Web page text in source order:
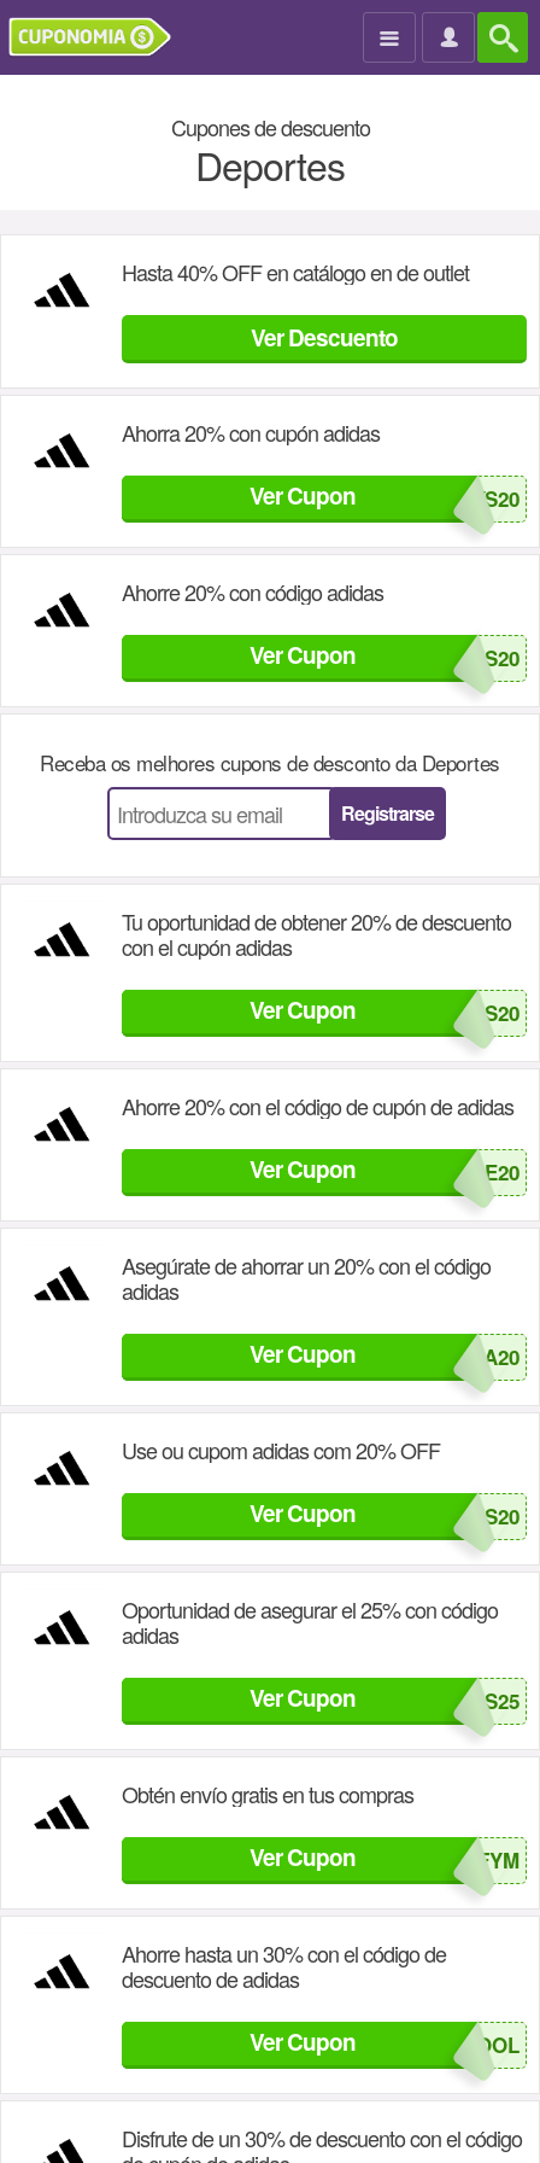

Cupones de descuento
Deportes
Hasta 40% OFF en catálogo en de outlet
Ver Descuento
Ahorra 20% con cupón adidas
Ver Cupon ADIDAYS20
Ahorre 20% con código adidas
Ver CuponREGRESOCLASES20
Receba os melhores cupons de desconto da Deportes
Registrarse
Tu oportunidad de obtener 20% de descuento
con el cupón adidas
Ver Cupon ADIDAS20
Ahorre 20% con el código de cupón de adidas
Ver Cupon PADRE20
Asegúrate de ahorrar un 20% con el código
adidas
Ver Cupon EXTRA20
Use ou cupom adidas com 20% OFF
Ver Cupon CAIMANES20
Oportunidad de asegurar el 25% con código
adidas
Ver Cupon SNEAKERS25
Obtén envío gratis en tus compras
Ver Cupon WXZYWFYM
Ahorre hasta un 30% con el código de
descuento de adidas
Ver Cupon SCHOOL
Disfrute de un 30% de descuento con el código